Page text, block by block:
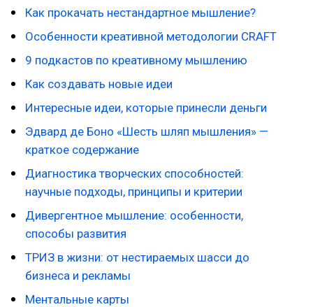
Как прокачать нестандартное мышление?
Особенности креативной методологии CRAFT
9 подкастов по креативному мышлению
Как создавать новые идеи
Интересные идеи, которые принесли деньги
Эдвард де Боно «Шесть шляп мышления» —
краткое содержание
Диагностика творческих способностей:
научные подходы, принципы и критерии
Дивергентное мышление: особенности,
способы развития
ТРИЗ в жизни: от нестираемых шасси до
бизнеса и рекламы
Ментальные карты